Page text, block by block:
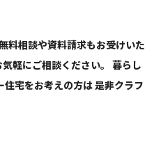
料相談や資料請求もお受けいた
軽にご相談ください。 暮らし
住宅をお考えの方は是非クラフ